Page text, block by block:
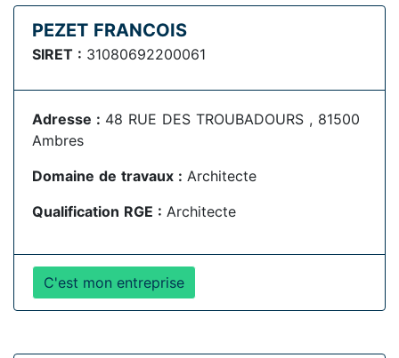
PEZET FRANCOIS
SIRET : 31080692200061
Adresse : 48 RUE DES TROUBADOURS , 81500
Ambres
Domaine de travaux : Architecte
Qualification RGE : Architecte
C'est mon entreprise